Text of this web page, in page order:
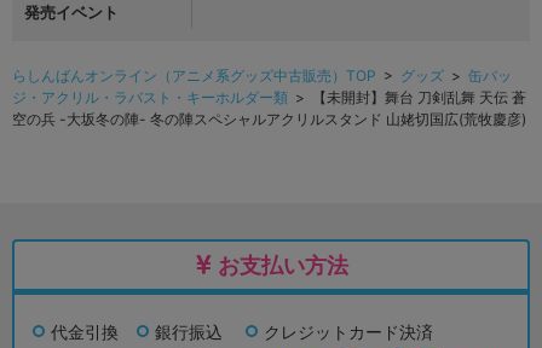
発売イベント
らしんばんオンライン（アニメ系グッズ中古販売）TOP > グッズ > 缶バッ
ジ・アクリル・ラバスト・キーホルダー類 > 【未開封】舞台 刀剣乱舞 天伝 蒼
空の兵 -大坂冬の陣- 冬の陣スペシャルアクリルスタンド 山姥切国広(荒牧慶彦)
お支払い方法
代金引換 銀行振込 クレジットカード決済